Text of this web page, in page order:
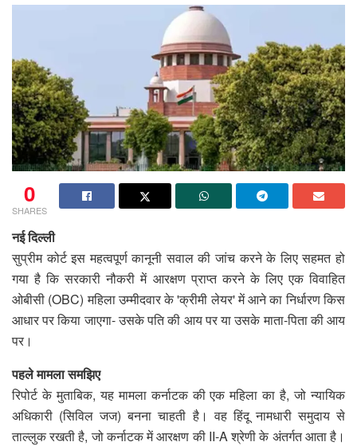
0
SHARES
नई दिल्ली
सुप्रीम कोर्ट इस महत्वपूर्ण कानूनी सवाल की जांच करने के लिए सहमत हो
गया है कि सरकारी नौकरी में आरक्षण प्राप्त करने के लिए एक विवाहित
ओबीसी (OBC) महिला उम्मीदवार के 'क्रीमी लेयर' में आने का निर्धारण किस
आधार पर किया जाएगा- उसके पति की आय पर या उसके माता-पिता की आय
पर।
पहले मामला समझिए
रिपोर्ट के मुताबिक, यह मामला कर्नाटक की एक महिला का है, जो न्यायिक
अधिकारी (सिविल जज) बनना चाहती है। वह हिंदू नामधारी समुदाय से
ताल्लुक रखती है, जो कर्नाटक में आरक्षण की II-A श्रेणी के अंतर्गत आता है।